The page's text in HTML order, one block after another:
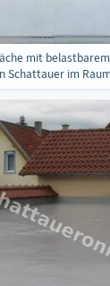
mit
Schattauer im